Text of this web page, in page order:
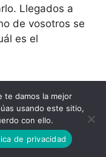
Llegados a
de vosotros se
es el
,
te damos la mejor
usando este sitio,
con ello.
de privacidad